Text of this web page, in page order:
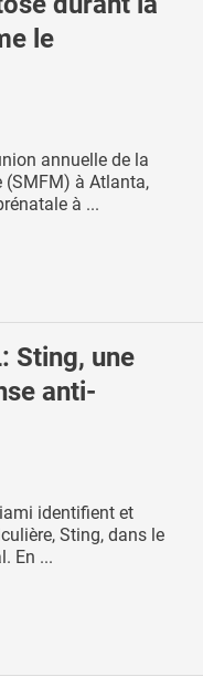
le
annuelle de la
(SMFM) à Atlanta,
à ...
Sting, une
anti-
identifient et
Sting, dans le
En ...